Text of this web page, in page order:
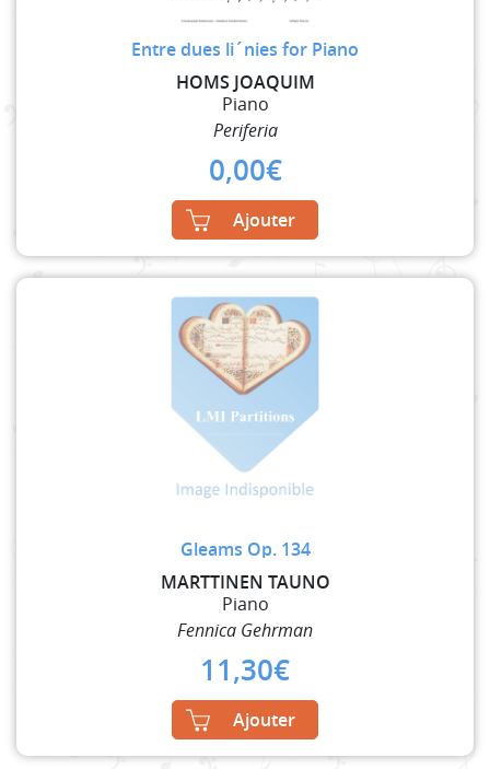
Entre dues li´nies for Piano
HOMS JOAQUIM
Piano
Periferia
0,00€
Ajouter
Gleams Op. 134
MARTTINEN TAUNO
Piano
Fennica Gehrman
11,30€
Ajouter